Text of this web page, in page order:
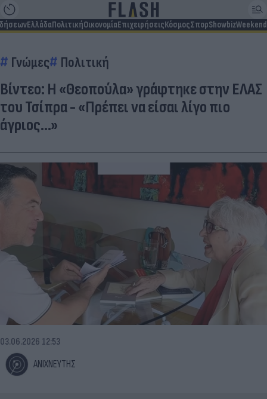
ΕλλάδαΠολιτικήΟικονομίαΕπιχειρήσειςΚόσμοςΣπορShowbizWeekend
Γνώμες Πολιτική
Βίντεο: Η «Θεοπούλα» γράφτηκε στην ΕΛΑΣ
του Τσίπρα - «Πρέπει να είσαι λίγο πιο
άγριος...»
ΑΝΙΧΝΕΥΤΗΣ
03.06.2026 12:53